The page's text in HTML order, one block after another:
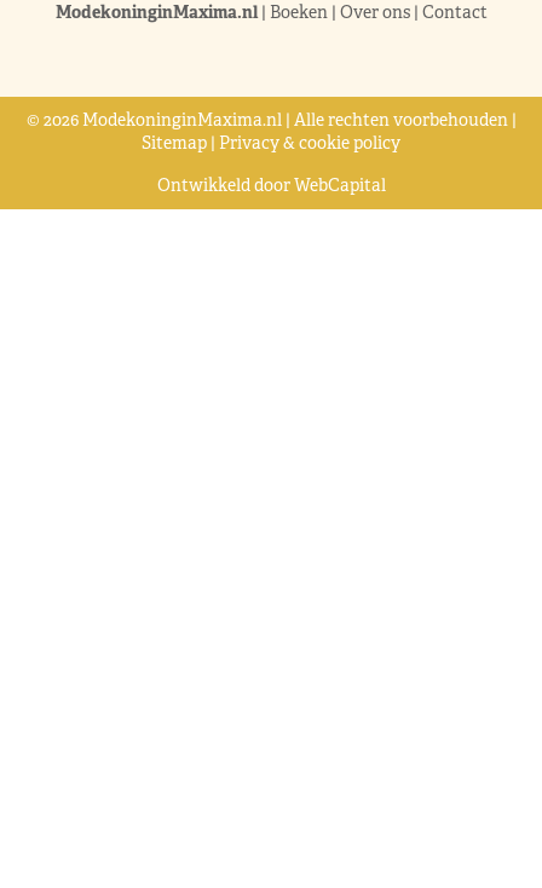
ModekoninginMaxima.nl| Boeken| Over ons| Contact
© 2026 ModekoninginMaxima.nl | Alle rechten voorbehouden |
Sitemap | Privacy & cookie policy
Ontwikkeld doorWebCapital